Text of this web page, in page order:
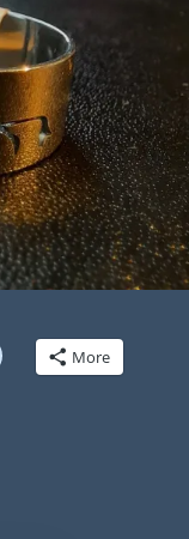
More